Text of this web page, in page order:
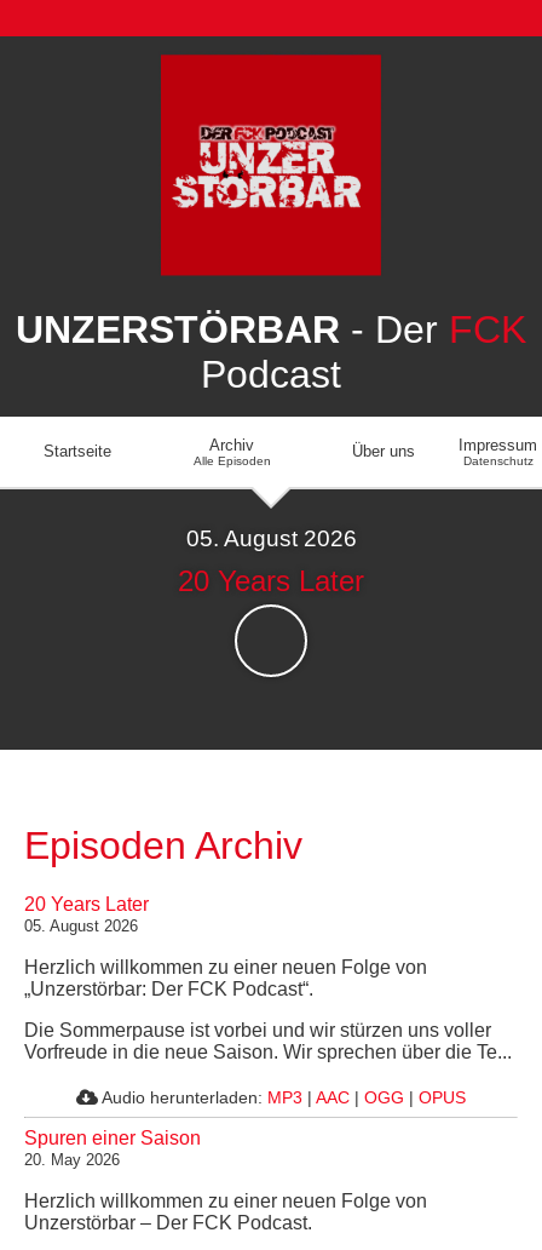
UNZERSTÖRBAR - Der FCK
Podcast
Startseite Archiv
Alle Episoden
Über uns Impressum
Datenschutz
05. August 2026
20 Years Later
Episoden Archiv
20 Years Later
05. August 2026
Herzlich willkommen zu einer neuen Folge von
„Unzerstörbar: Der FCK Podcast“.
Die Sommerpause ist vorbei und wir stürzen uns voller
Vorfreude in die neue Saison. Wir sprechen über die Te...
Audio herunterladen: MP3 | AAC | OGG | OPUS
Spuren einer Saison
20. May 2026
Herzlich willkommen zu einer neuen Folge von
Unzerstörbar – Der FCK Podcast.